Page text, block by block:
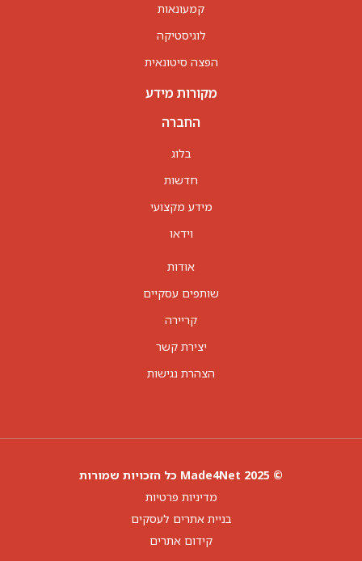
קמעונאות
לוגיסטיקה
הפצה סיטונאית
מקורות מידע
החברה
בלוג
חדשות
מידע מקצועי
וידאו
אודות
שותפים עסקיים
קריירה
יצירת קשר
הצהרת נגישות
© 2025 Made4Net כל הזכויות שמורות
מדיניות פרטיות
בניית אתרים לעסקים
קידום אתרים